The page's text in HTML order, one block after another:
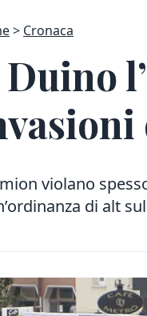
Cronaca
violano
di alt